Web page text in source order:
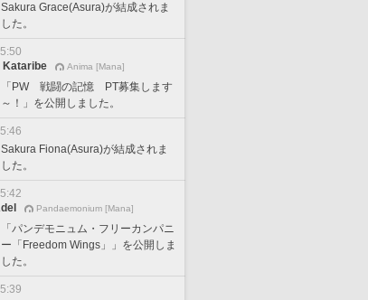
Sakura Grace(Asura)が結成されま
した。
Kataribe
Anima [Mana]
「PW 戦闘の記憶 PT募集します
～！」を公開しました。
Sakura Fiona(Asura)が結成されま
した。
Pandaemonium [Mana]
「パンデモニュム・フリーカンパニ
ー「Freedom Wings」」を公開しま
した。